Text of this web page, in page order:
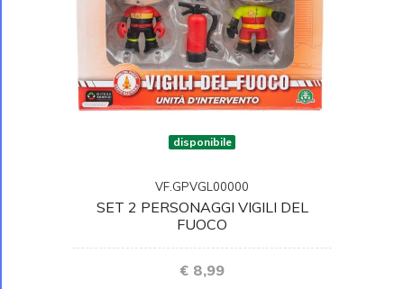
disponibile
VF.GPVGL00000
SET 2 PERSONAGGI VIGILI DEL
FUOCO
€ 8,99